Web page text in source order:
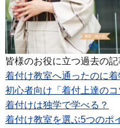
皆様のお役に立つ過去の記
着付け教室へ通ったのに
初心者向け「着付上達のコ
着付けは独学で学べる？
着付け教室を選ぶ5つの